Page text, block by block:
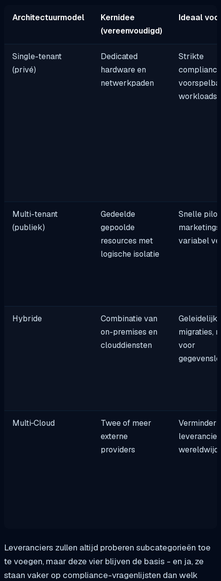
Architectuurmodel
Kernidee
(vereenvoudigd)
Ideaal
Single-tenant
(privé)
Dedicated
hardware en
netwerkpaden
Strikte
workloads
Multi-tenant
(publiek)
Gedeelde
gepoolde
resources met
logische isolatie
Snelle
variabel
Hybride
Combinatie van
on-premises en
clouddiensten
migraties,
voor
Multi‑Cloud
Twee of meer
externe
providers
wereldwijd
Leveranciers zullen altijd proberen subcategorieën toe
te voegen, maar deze vier blijven de basis - en ja, ze
staan vaker op compliance-vragenlijsten dan welk